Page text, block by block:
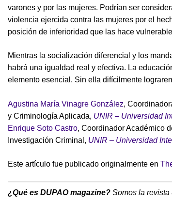
varones y por las mujeres. Podrían ser
violencia ejercida contra las mujeres por el
posición de inferioridad que las hace
Mientras la socialización diferencial y los
habrá una igualdad real y efectiva. La
elemento esencial. Sin ella difícilmente
Agustina María Vinagre González,
y Criminología Aplicada, UNIR – Universidad
Enrique Soto Castro, Coordinador Académico
Investigación Criminal, UNIR – Universidad
Este artículo fue publicado originalmente en
¿Qué es DUPAO magazine? Somos la